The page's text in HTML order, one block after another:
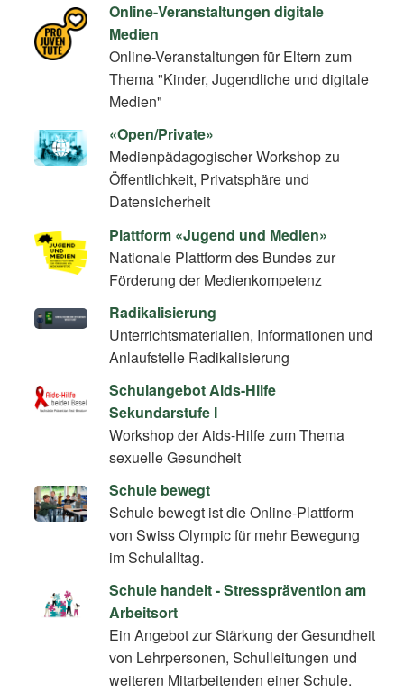
Online-Veranstaltungen digitale
Medien
Online-Veranstaltungen für Eltern zum
Thema "Kinder, Jugendliche und digitale
Medien"
«Open/Private»
Medienpädagogischer Workshop zu
Öffentlichkeit, Privatsphäre und
Datensicherheit
Plattform «Jugend und Medien»
Nationale Plattform des Bundes zur
Förderung der Medienkompetenz
Radikalisierung
Unterrichtsmaterialien, Informationen und
Anlaufstelle Radikalisierung
Schulangebot Aids-Hilfe
Sekundarstufe I
Workshop der Aids-Hilfe zum Thema
sexuelle Gesundheit
Schule bewegt
Schule bewegt ist die Online-Plattform
von Swiss Olympic für mehr Bewegung
im Schulalltag.
Schule handelt - Stressprävention am
Arbeitsort
Ein Angebot zur Stärkung der Gesundheit
von Lehrpersonen, Schulleitungen und
weiteren Mitarbeitenden einer Schule.